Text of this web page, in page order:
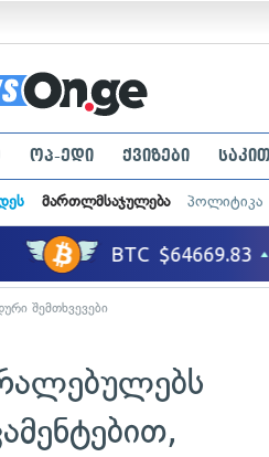
ოპ-ედი ქვიზები
მართლმსაჯულება პოლიტიკა
შემთხვევები